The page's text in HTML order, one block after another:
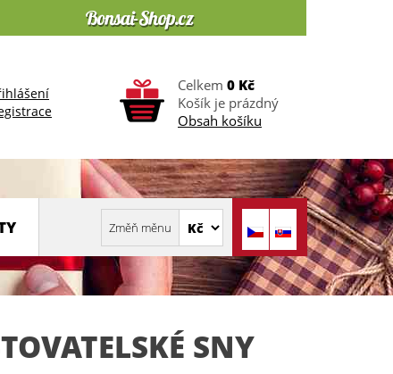
Celkem 0 Kč
Košík je prázdný
Obsah košíku
SNY